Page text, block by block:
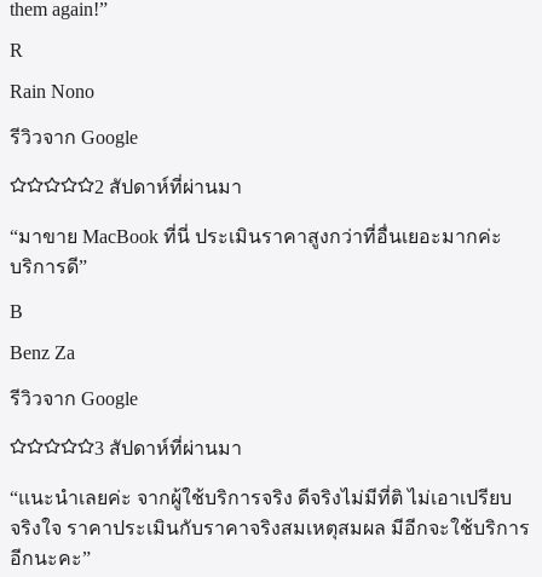
them again!”
R
Rain Nono
รีวิวจาก Google
2 สัปดาห์ที่ผ่านมา
“มาขาย MacBook ที่นี่ ประเมินราคาสูงกว่าที่อื่นเยอะมากค่ะ
บริการดี”
B
Benz Za
รีวิวจาก Google
3 สัปดาห์ที่ผ่านมา
“แนะนำเลยค่ะ จากผู้ใช้บริการจริง ดีจริงไม่มีที่ติ ไม่เอาเปรียบ
จริงใจ ราคาประเมินกับราคาจริงสมเหตุสมผล มีอีกจะใช้บริการ
อีกนะคะ”